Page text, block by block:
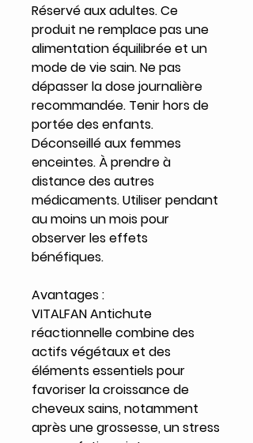
Réservé aux adultes. Ce
produit ne remplace pas une
alimentation équilibrée et un
mode de vie sain. Ne pas
dépasser la dose journalière
recommandée. Tenir hors de
portée des enfants.
Déconseillé aux femmes
enceintes. À prendre à
distance des autres
médicaments. Utiliser pendant
au moins un mois pour
observer les effets
bénéfiques.
Avantages :
VITALFAN Antichute
réactionnelle combine des
actifs végétaux et des
éléments essentiels pour
favoriser la croissance de
cheveux sains, notamment
après une grossesse, un stress